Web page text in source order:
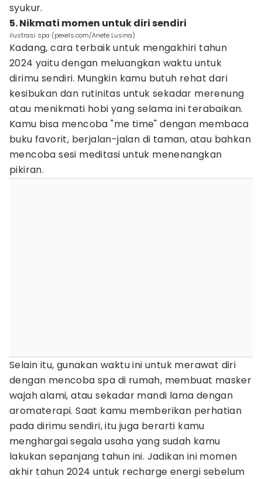
syukur.
5. Nikmati momen untuk diri sendiri
ilustrasi spa (pexels.com/Anete Lusina)
Kadang, cara terbaik untuk mengakhiri tahun
2024 yaitu dengan meluangkan waktu untuk
dirimu sendiri. Mungkin kamu butuh rehat dari
kesibukan dan rutinitas untuk sekadar merenung
atau menikmati hobi yang selama ini terabaikan.
Kamu bisa mencoba "me time" dengan membaca
buku favorit, berjalan-jalan di taman, atau bahkan
mencoba sesi meditasi untuk menenangkan
pikiran.
Selain itu, gunakan waktu ini untuk merawat diri
dengan mencoba spa di rumah, membuat masker
wajah alami, atau sekadar mandi lama dengan
aromaterapi. Saat kamu memberikan perhatian
pada dirimu sendiri, itu juga berarti kamu
menghargai segala usaha yang sudah kamu
lakukan sepanjang tahun ini. Jadikan ini momen
akhir tahun 2024 untuk recharge energi sebelum